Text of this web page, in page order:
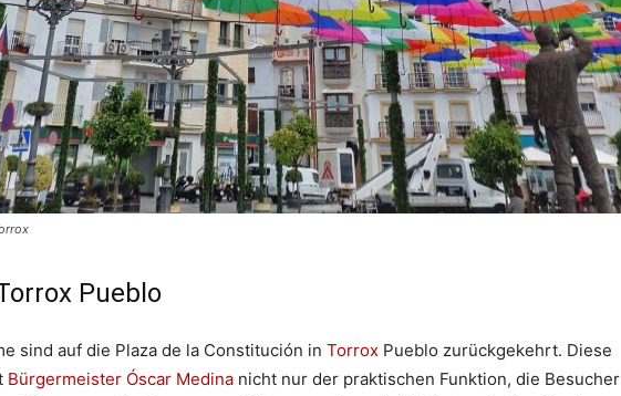
Pueblo
sind auf die Plaza de la Constitución in Torrox Pueblo zurückgekehrt. Diese
Bürgermeister Óscar Medina nicht nur der praktischen Funktion, die Besucher